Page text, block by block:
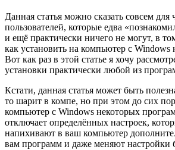
Данная статья можно сказать совсем для
пользователей, которые едва
и ещё практически ничего не могут, в
как установить на компьютер с
Вот как раз в этой статье я хочу
установки практически любой из
Кстати, данная статья может быть
то шарит в компе, но при этом до сих
компьютер с Windows некоторых
отключает определённых настроек,
напихивают в ваш компьютер
вам программ и даже меняют настройки